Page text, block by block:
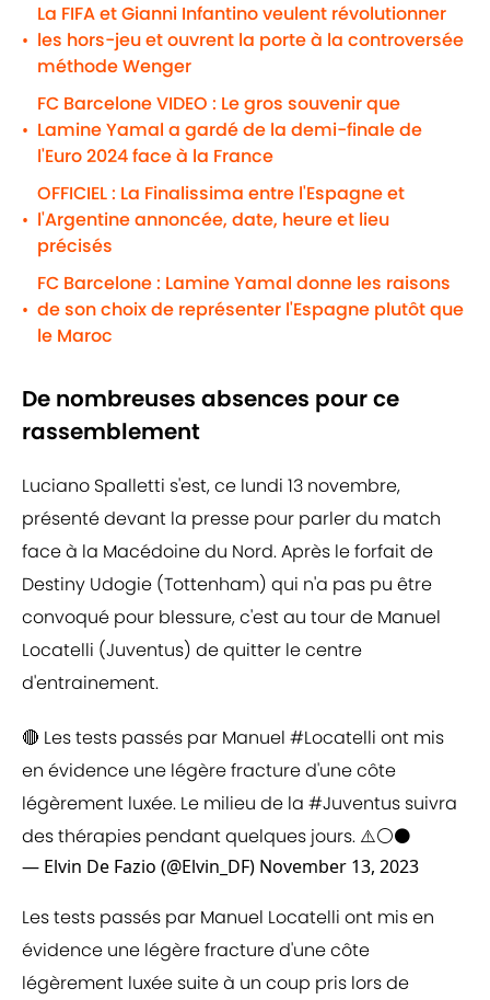
•
La FIFA et Gianni Infantino veulent révolutionner
les hors-jeu et ouvrent la porte à la controversée
méthode Wenger
•
FC Barcelone VIDEO : Le gros souvenir que
Lamine Yamal a gardé de la demi-finale de
l'Euro 2024 face à la France
•
OFFICIEL : La Finalissima entre l'Espagne et
l'Argentine annoncée, date, heure et lieu
précisés
•
FC Barcelone : Lamine Yamal donne les raisons
de son choix de représenter l'Espagne plutôt que
le Maroc
De nombreuses absences pour ce
rassemblement
Luciano Spalletti s'est, ce lundi 13 novembre,
présenté devant la presse pour parler du match
face à la Macédoine du Nord. Après le forfait de
Destiny Udogie (Tottenham) qui n'a pas pu être
convoqué pour blessure, c'est au tour de Manuel
Locatelli (Juventus) de quitter le centre
d'entrainement.
🔴 Les tests passés par Manuel #Locatelli ont mis
en évidence une légère fracture d'une côte
légèrement luxée. Le milieu de la #Juventus suivra
des thérapies pendant quelques jours. ⚠️⚪️⚫️
— Elvin De Fazio (@Elvin_DF) November 13, 2023
Les tests passés par Manuel Locatelli ont mis en
évidence une légère fracture d'une côte
légèrement luxée suite à un coup pris lors de